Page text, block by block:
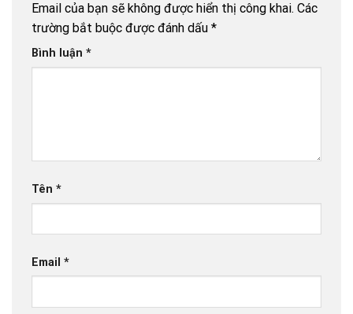
Email của bạn sẽ không được hiển thị công khai. Các
trường bắt buộc được đánh dấu *
Bình luận *
Tên *
Email *